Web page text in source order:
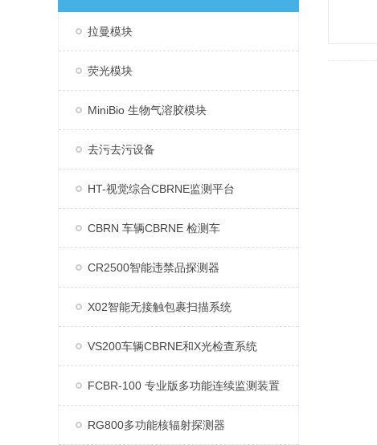
拉曼模块
荧光模块
MiniBio 生物气溶胶模块
去污去污设备
HT-视觉综合CBRNE监测平台
CBRN 车辆CBRNE 检测车
CR2500智能违禁品探测器
X02智能无接触包裹扫描系统
VS200车辆CBRNE和X光检查系统
FCBR-100 专业版多功能连续监测装置
RG800多功能核辐射探测器